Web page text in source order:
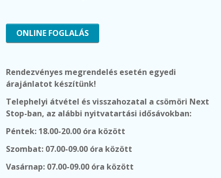
ONLINE FOGLALÁS
Rendezvényes megrendelés esetén egyedi
árajánlatot készítünk!
Telephelyi átvétel és visszahozatal a csömöri Next
Stop-ban, az alábbi nyitvatartási idősávokban:
Péntek: 18.00-20.00 óra között
Szombat: 07.00-09.00 óra között
Vasárnap: 07.00-09.00 óra között